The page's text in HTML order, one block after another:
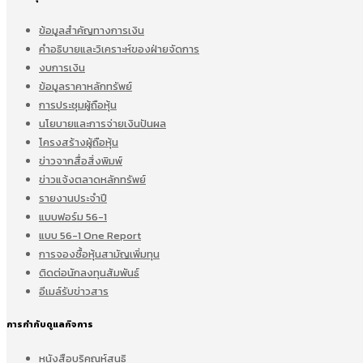
ข้อมูลสำคัญทางการเงิน
คำอธิบายและวิเคราะห์ของฝ่ายจัดการ
งบการเงิน
ข้อมูลราคาหลักทรัพย์
การประชุมผู้ถือหุ้น
นโยบายและการจ่ายเงินปันผล
โครงสร้างผู้ถือหุ้น
ข่าวจากสื่อสิ่งพิมพ์
ข่าวแจ้งตลาดหลักทรัพย์
รายงานประจำปี
แบบฟอร์ม 56-1
แบบ 56-1 One Report
การจองซื้อหุ้นสามัญเพิ่มทุน
ติดต่อนักลงทุนสัมพันธ์
อีเมล์รับข่าวสาร
การกำกับดูแลกิจการ
หนังสือบริคณห์สนธิ